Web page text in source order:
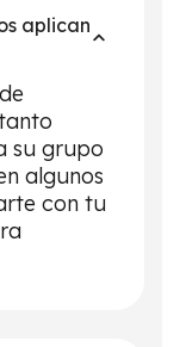
aplican
su grupo
algunos
con tu